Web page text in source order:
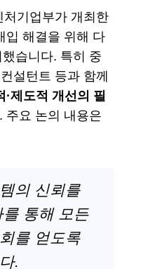
처기업부가 개최한
입 해결을 위해 다
습니다. 특히 중
설턴트 등과 함께
·제도적 개선의 필
주요 논의 내용은
의 신뢰를
통해 모든
를 얻도록
.